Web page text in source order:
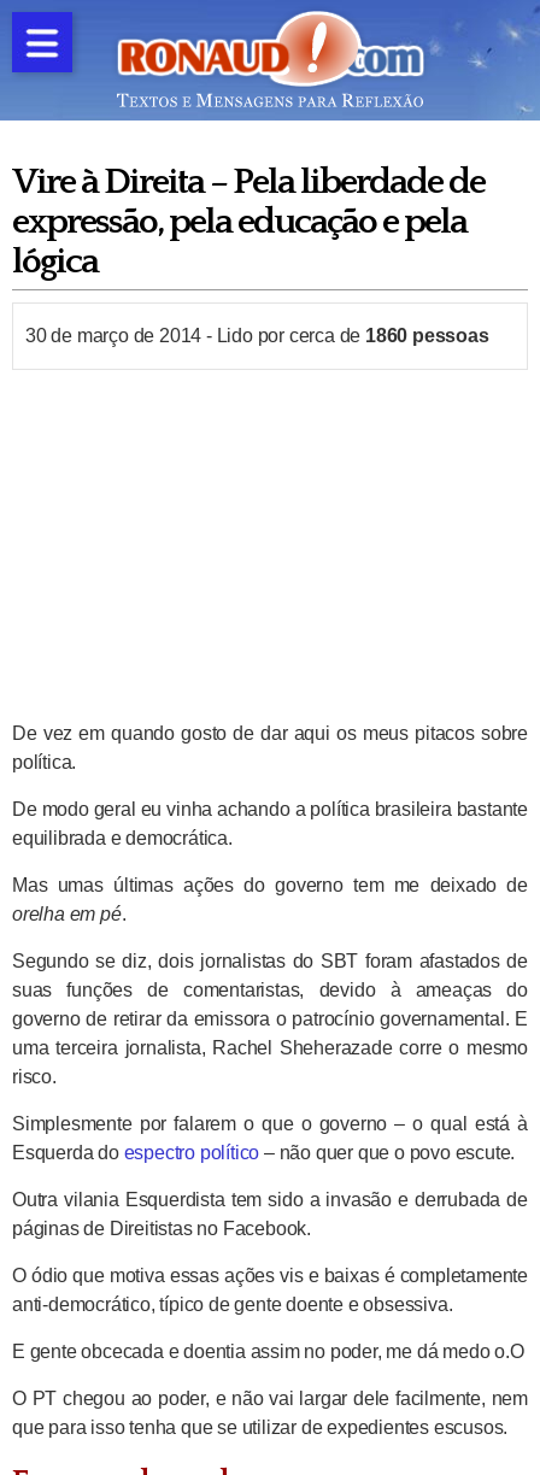
Vire à Direita – Pela liberdade de
expressão, pela educação e pela
lógica
30 de março de 2014 - Lido por cerca de 1860 pessoas
De vez em quando gosto de dar aqui os meus pitacos sobre
política.
De modo geral eu vinha achando a política brasileira bastante
equilibrada e democrática.
Mas umas últimas ações do governo tem me deixado de
orelha em pé.
Segundo se diz, dois jornalistas do SBT foram afastados de
suas funções de comentaristas, devido à ameaças do
governo de retirar da emissora o patrocínio governamental. E
uma terceira jornalista, Rachel Sheherazade corre o mesmo
risco.
Simplesmente por falarem o que o governo – o qual está à
Esquerda do espectro político – não quer que o povo escute.
Outra vilania Esquerdista tem sido a invasão e derrubada de
páginas de Direitistas no Facebook.
O ódio que motiva essas ações vis e baixas é completamente
anti-democrático, típico de gente doente e obsessiva.
E gente obcecada e doentia assim no poder, me dá medo o.O
O PT chegou ao poder, e não vai largar dele facilmente, nem
que para isso tenha que se utilizar de expedientes escusos.